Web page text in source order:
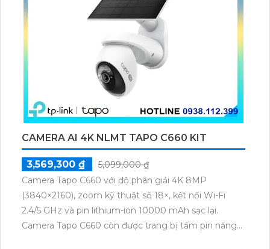
CAMERA AI 4K NLMT TAPO C660 KIT
3,569,300 ₫
5,099,000 ₫
Camera Tapo C660 với độ phân giải 4K 8MP
(3840×2160), zoom kỹ thuật số 18×, kết nối Wi-Fi
2.4/5 GHz và pin lithium-ion 10000 mAh sạc lại.
Camera Tapo C660 còn được trang bị tấm pin năng